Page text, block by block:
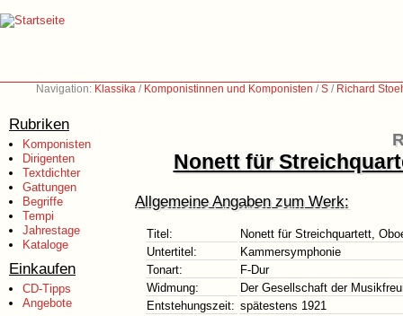
Navigation: Klassika / Komponistinnen und Komponisten /S / Richard
Rubriken
Komponisten
Dirigenten
Textdichter
Gattungen
Begriffe
Tempi
Jahrestage
Kataloge
Einkaufen
CD-Tipps
Angebote
Nonett für
Allgemeine Angaben zum Werk:
Titel:
Nonett für Streichquartett,
Untertitel:
Kammersymphonie
Tonart:
F-Dur
Widmung:
Der Gesellschaft der
Entstehungszeit: spätestens 1921